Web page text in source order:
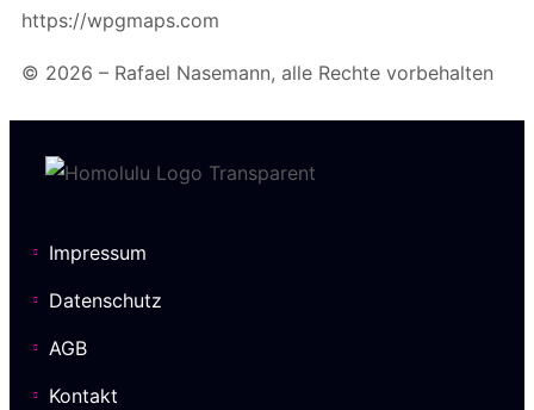
https://wpgmaps.com
© 2026 – Rafael Nasemann, alle Rechte vorbehalten
Impressum
Datenschutz
AGB
Kontakt